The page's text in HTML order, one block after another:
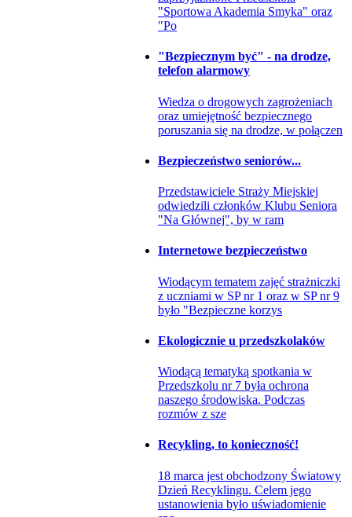
"Sportowa Akademia Smyka" oraz
"Po
"Bezpiecznym być" - na drodze,
telefon alarmowy
Wiedza o drogowych zagrożeniach
oraz umiejętność bezpiecznego
poruszania się na drodze, w połączen
Bezpieczeństwo seniorów...
Przedstawiciele Straży Miejskiej
odwiedzili członków Klubu Seniora
"Na Głównej", by w ram
Internetowe bezpieczeństwo
Wiodącym tematem zajęć strażniczki
z uczniami w SP nr 1 oraz w SP nr 9
było "Bezpieczne korzys
Ekologicznie u przedszkolaków
Wiodącą tematyką spotkania w
Przedszkolu nr 7 była ochrona
naszego środowiska. Podczas
rozmów z sze
Recykling, to konieczność!
18 marca jest obchodzony Światowy
Dzień Recyklingu. Celem jego
ustanowienia było uświadomienie